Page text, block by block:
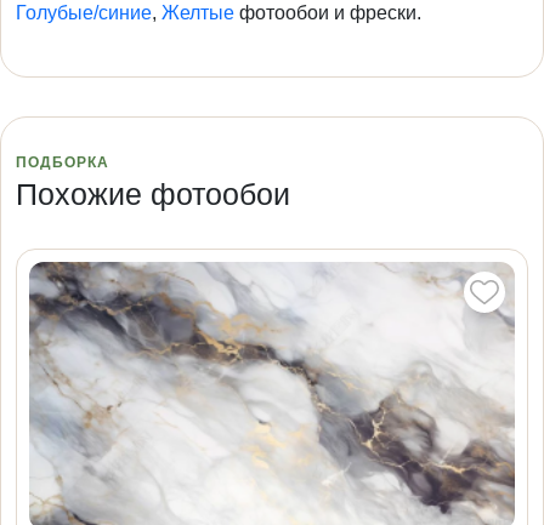
Голубые/синие, Желтые фотообои и фрески.
ПОДБОРКА
Похожие фотообои